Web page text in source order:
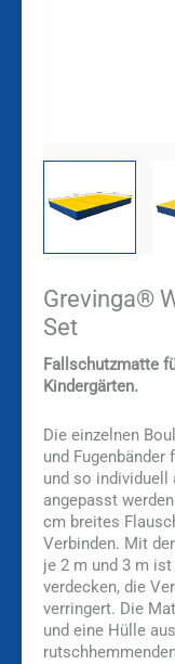
Grevinga®
Set
Fallschutzmatte
Kindergärten.
Die einzelnen
und Fugenbänder
und so individuell
angepasst
cm breites
Verbinden. Mit
je 2 m und 3 m
verdecken, die
verringert. Die
und eine Hülle